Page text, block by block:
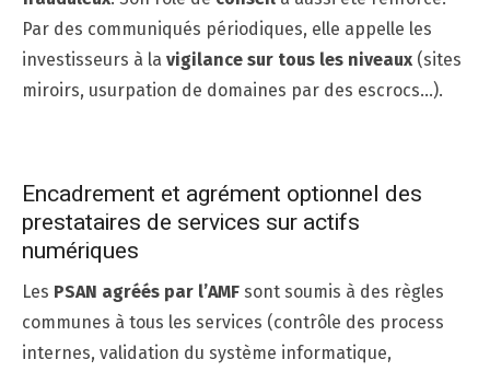
Par des communiqués périodiques, elle appelle les
investisseurs à la vigilance sur tous les niveaux (sites
miroirs, usurpation de domaines par des escrocs…).
Encadrement et agrément optionnel des
prestataires de services sur actifs
numériques
Les PSAN agréés par l’AMF sont soumis à des règles
communes à tous les services (contrôle des process
internes, validation du système informatique,